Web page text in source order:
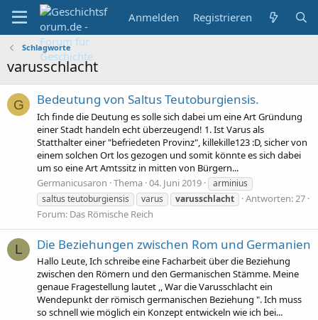
Anmelden Registrieren
Schlagworte
varusschlacht
G Bedeutung von Saltus Teutoburgiensis.
Ich finde die Deutung es solle sich dabei um eine Art Gründung
einer Stadt handeln echt überzeugend! 1. Ist Varus als
Statthalter einer "befriedeten Provinz", killekille123 :D, sicher von
einem solchen Ort los gezogen und somit könnte es sich dabei
um so eine Art Amtssitz in mitten von Bürgern...
Germanicusaron Thema 04. Juni 2019
arminius
saltus teutoburgiensis
varus varusschlacht
Antworten: 27
Forum: Das Römische Reich
L Die Beziehungen zwischen Rom und Germanien
Hallo Leute, Ich schreibe eine Facharbeit über die Beziehung
zwischen den Römern und den Germanischen Stämme. Meine
genaue Fragestellung lautet ,, War die Varusschlacht ein
Wendepunkt der römisch germanischen Beziehung ". Ich muss
so schnell wie möglich ein Konzept entwickeln wie ich bei...